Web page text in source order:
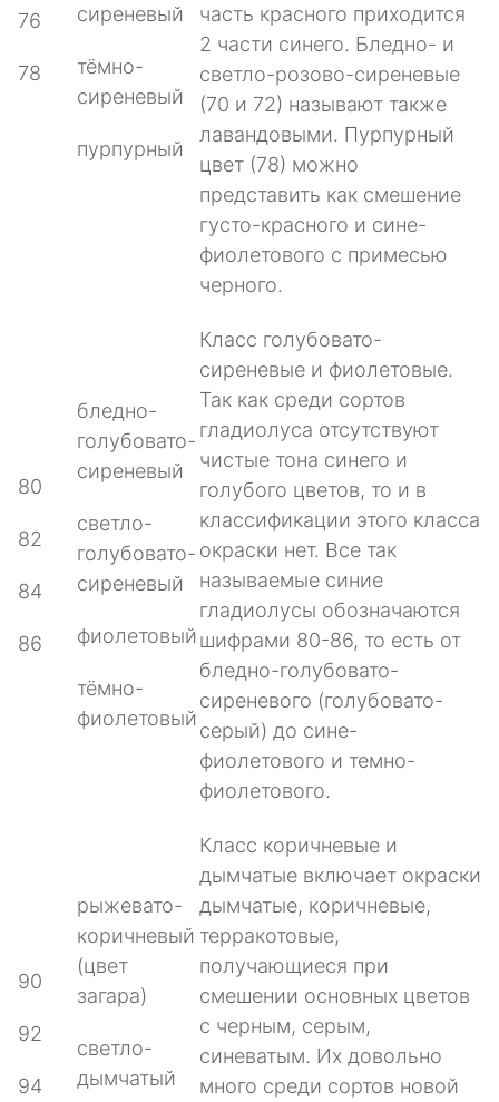
76
78
сиреневый
тёмно-
сиреневый
пурпурный
часть красного приходится
2 части синего. Бледно- и
светло-розово-сиреневые
(70 и 72) называют также
лавандовыми. Пурпурный
цвет (78) можно
представить как смешение
густо-красного и сине-
фиолетового с примесью
черного.
80
82
84
86
бледно-
голубовато-
сиреневый
светло-
голубовато-
сиреневый
фиолетовый
тёмно-
фиолетовый
Класс голубовато-
сиреневые и фиолетовые.
Так как среди сортов
гладиолуса отсутствуют
чистые тона синего и
голубого цветов, то и в
классификации этого класса
окраски нет. Все так
называемые синие
гладиолусы обозначаются
шифрами 80-86, то есть от
бледно-голубовато-
сиреневого (голубовато-
серый) до сине-
фиолетового и темно-
фиолетового.
90
92
94
рыжевато-
коричневый
(цвет
загара)
светло-
дымчатый
Класс коричневые и
дымчатые включает окраски
дымчатые, коричневые,
терракотовые,
получающиеся при
смешении основных цветов
с черным, серым,
синеватым. Их довольно
много среди сортов новой